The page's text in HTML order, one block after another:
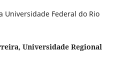
Universidade Federal do Rio
Universidade Regional